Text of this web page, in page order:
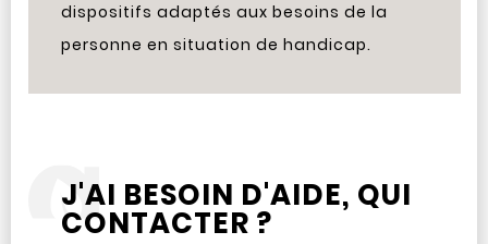
dispositifs adaptés aux besoins de la
personne en situation de handicap.
J'AI BESOIN D'AIDE, QUI
CONTACTER ?